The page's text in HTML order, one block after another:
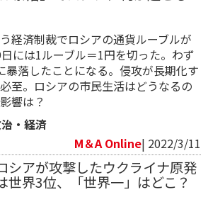
経済制裁でロシアの通貨ルーブルが
には1ルーブル＝1円を切った。わず
暴落したことになる。侵攻が長期化す
至。ロシアの市民生活はどうなるの
響は？
・経済
M＆A Online| 2022/3/11
シアが攻撃したウクライナ原発
世界3位、「世界一」はどこ？